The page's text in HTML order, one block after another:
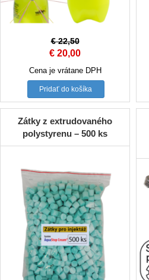
€22,50
Original
price
was:
€ 22,50.
€ 20,00Current
price
is:
€ 20,00.
Cena je vrátane DPH
Pridať do košíka
Zátky z extrudovaného
polystyrenu – 500 ks